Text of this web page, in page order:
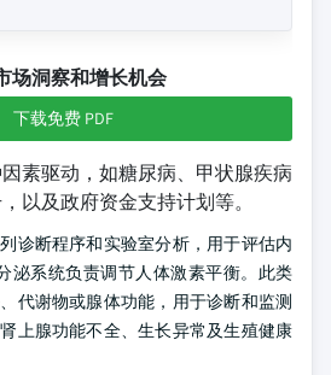
场洞察和增长机会
下载免费 PDF
素驱动，如糖尿病、甲状腺疾病
以及政府资金支持计划等。
诊断程序和实验室分析，用于评估内
泌系统负责调节人体激素平衡。此类
代谢物或腺体功能，用于诊断和监测
上腺功能不全、生长异常及生殖健康